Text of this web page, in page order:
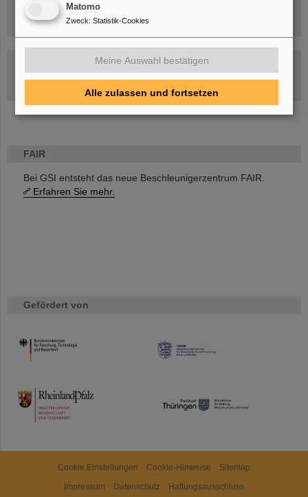
FAIR
Bei GSI entsteht das neue Beschleunigerzentrum FAIR.
Erfahren Sie mehr.
Gefördert von
HMWK
TMWWDG
Umgang mit den Auswirkungen des Kriegs in der Ukraine
GSI-FAIR Kolloquium
Aktuelle Termine
Cookie Einstellungen Cookie-Hinweise
Sitemap
Impressum
Datenschutz Haftungsausschluss
Matomo
Zweck: Statistik-Cookies
Meine Auswahl bestätigen
Alle zulassen und fortsetzen